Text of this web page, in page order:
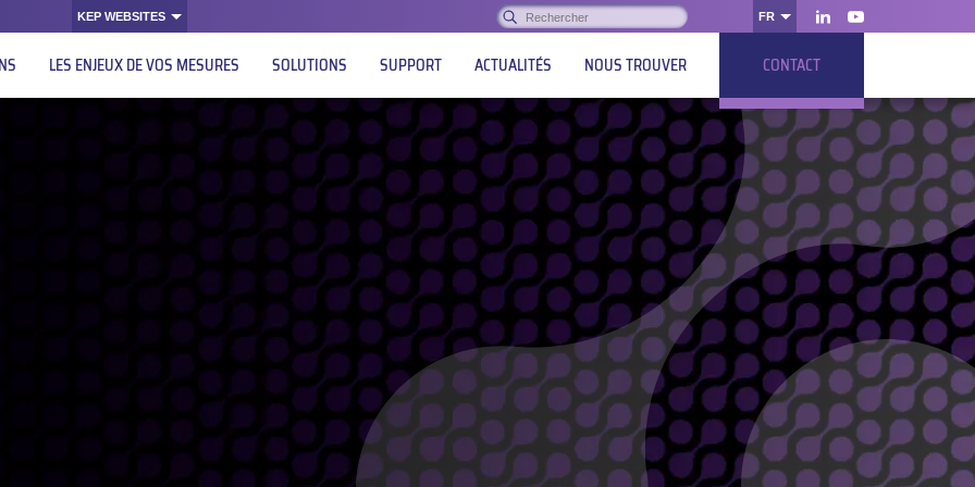
KEP WEBSITES Rechercher :
OK FR
LinkedInYoutube
LES ENJEUX DE VOS MESURES SOLUTIONS SUPPORT ACTUALITÉS NOUS TROUVER CONTACT